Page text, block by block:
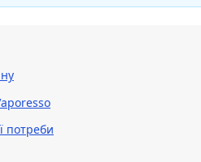
потреби